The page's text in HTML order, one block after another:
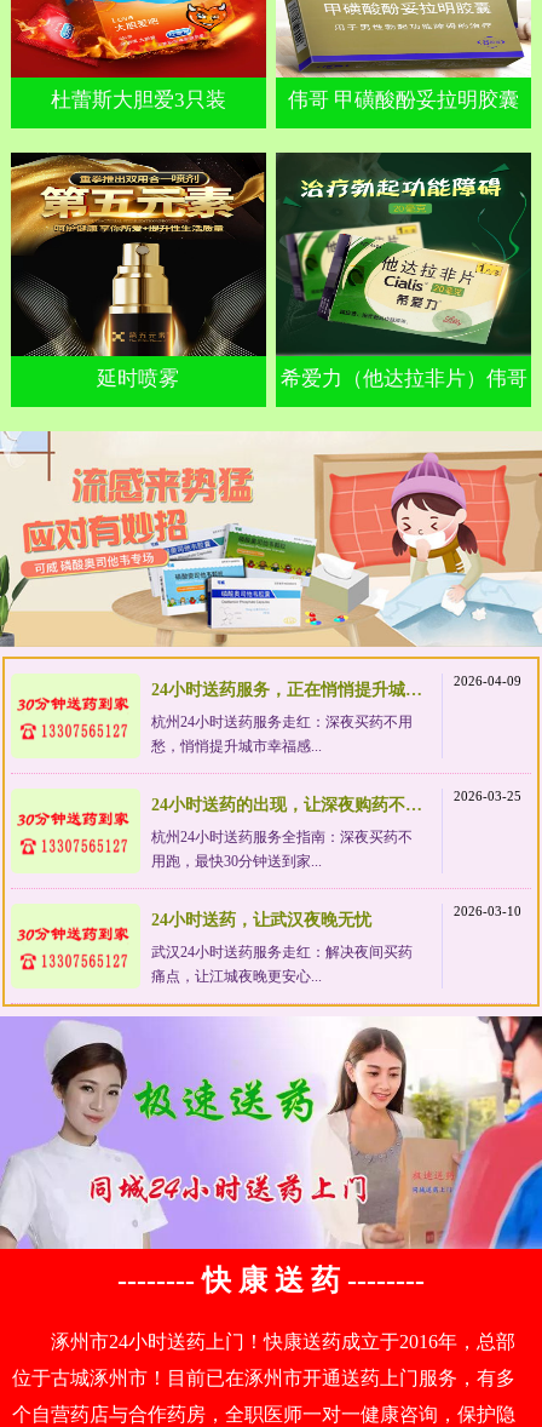
杜蕾斯大胆爱3只装 伟哥 甲磺酸酚妥拉明胶囊
延时喷雾 希爱力（他达拉非片）伟哥
24小时送药服务，正在悄悄提升城市幸福感
杭州24小时送药服务走红：深夜买药不用
愁，悄悄提升城市幸福感...
2026-04-09
24小时送药的出现，让深夜购药不再狼狈
杭州24小时送药服务全指南：深夜买药不
用跑，最快30分钟送到家...
2026-03-25
24小时送药，让武汉夜晚无忧
武汉24小时送药服务走红：解决夜间买药
痛点，让江城夜晚更安心...
2026-03-10
-------- 快 康 送 药 --------
涿州市24小时送药上门！快康送药成立于2016年，总部
位于古城涿州市！目前已在涿州市开通送药上门服务，有多
个自营药店与合作药房，全职医师一对一健康咨询，保护隐